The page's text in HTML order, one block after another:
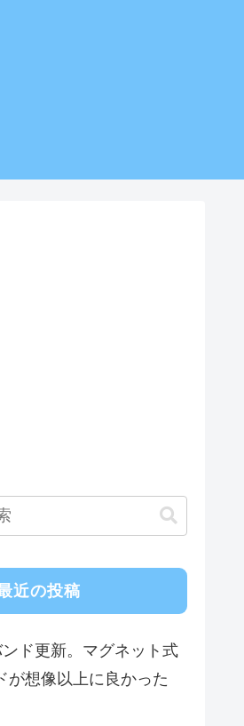
近の投稿
ド更新。マグネット式
が想像以上に良かった